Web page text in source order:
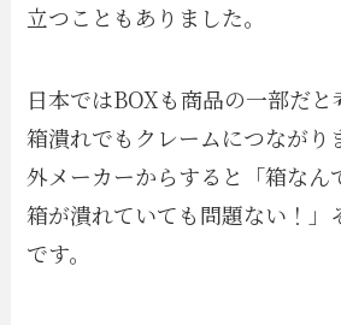
立つこともありました。
日本ではBOXも商品の一部だと
箱潰れでもクレームにつながり
外メーカーからすると「箱なん
箱が潰れていても問題ない！」
です。